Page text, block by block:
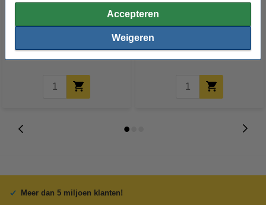
Accepteren
Weigeren
123accu Xtreme Power MN1500
€ 14,95 Incl. 21% btw € 7,25 Incl. 21% btw
Meer dan 5 miljoen klanten!